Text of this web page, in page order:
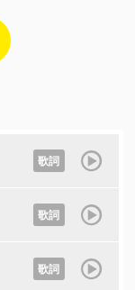
歌詞
歌詞
歌詞